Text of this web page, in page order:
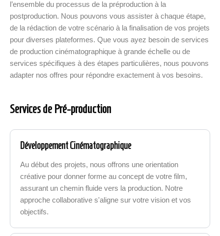
l’ensemble du processus de la préproduction à la
postproduction. Nous pouvons vous assister à chaque étape,
de la rédaction de votre scénario à la finalisation de vos projets
pour diverses plateformes. Que vous ayez besoin de services
de production cinématographique à grande échelle ou de
services spécifiques à des étapes particulières, nous pouvons
adapter nos offres pour répondre exactement à vos besoins.
Services de Pré-production
Développement Cinématographique
Au début des projets, nous offrons une orientation
créative pour donner forme au concept de votre film,
assurant un chemin fluide vers la production. Notre
approche collaborative s'aligne sur votre vision et vos
objectifs.